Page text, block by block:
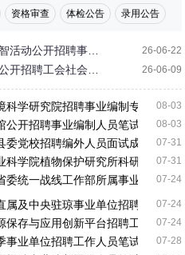
资格审查 体检公告 录用公告
活动公开招聘事业
26-06-22
开招聘工会社会工
26-06-09
科学研究院招聘事业编制专业技术
08-03
公开招聘事业编制人员笔试成绩公告
08-03
委党校招聘编外人员面试成绩公告
07-31
科学院植物保护研究所科研助理招
07-31
委统一战线工作部所属事业单位招
07-24
属及中央驻琼事业单位招聘工作人
07-24
保存与应用创新平台招聘工作人员
07-24
事业单位招聘工作人员笔试成绩及
07-28